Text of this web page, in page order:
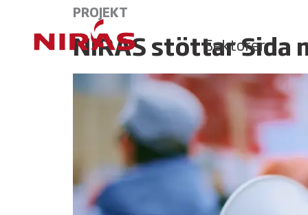
Sektorer
PROJEKT
NIRAS stöttar Sida